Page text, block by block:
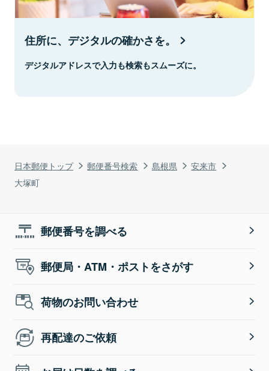
日本郵便トップ 郵便番号検索 島根県
安来市
大塚町
住所に、デジタルの確かさを。
デジタルアドレスで入力も検索もスムーズに。
郵便番号を調べる
郵便局・ATM・ポストをさがす
荷物のお問い合わせ
再配達のご依頼